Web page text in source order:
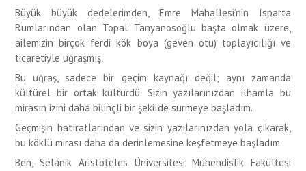
Büyük büyük dedelerimden, Emre Mahallesi’nin Isparta
Rumlarından olan Topal Tanyanosoğlu başta olmak üzere,
ailemizin birçok ferdi kök boya (geven otu) toplayıcılığı ve
ticaretiyle uğraşmış.
Bu uğraş, sadece bir geçim kaynağı değil; aynı zamanda
kültürel bir ortak kültürdü. Sizin yazılarınızdan ilhamla bu
mirasın izini daha bilinçli bir şekilde sürmeye başladım.
Geçmişin hatıratlarından ve sizin yazılarınızdan yola çıkarak,
bu köklü mirası daha da derinlemesine keşfetmeye başladım.
Ben, Selanik Aristoteles Üniversitesi Mühendislik Fakültesi